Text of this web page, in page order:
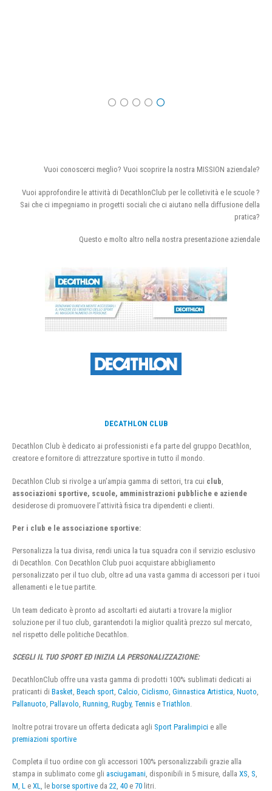
Vuoi conoscerci meglio? Vuoi scoprire la nostra MISSION aziendale?
Vuoi approfondire le attività di DecathlonClub per le colletività e le scuole ?
Sai che ci impegniamo in progetti sociali che ci aiutano nella diffusione della
pratica?
Questo e molto altro nella nostra presentazione aziendale
DECATHLON CLUB
Decathlon Club è dedicato ai professionisti e fa parte del gruppo Decathlon,
creatore e fornitore di attrezzature sportive in tutto il mondo.
Decathlon Club si rivolge a un’ampia gamma di settori, tra cui club
associazioni sportive, scuole, amministrazioni pubbliche e aziende
desiderose di promuovere l’attività fisica tra dipendenti e clienti.
Per i club e le associazione sportive:
Personalizza la tua divisa, rendi unica la tua squadra con il servizio esclusivo
di Decathlon. Con Decathlon Club puoi acquistare abbigliamento
personalizzato per il tuo club, oltre ad una vasta gamma di accessori per i tuoi
allenamenti e le tue partite.
Un team dedicato è pronto ad ascoltarti ed aiutarti a trovare la miglior
soluzione per il tuo club, garantendoti la miglior qualità prezzo sul mercato,
nel rispetto delle politiche Decathlon.
SCEGLI IL TUO SPORT ED INIZIA LA PERSONALIZZAZIONE:
DecathlonClub offre una vasta gamma di prodotti 100% sublimati dedicati ai
praticanti di Basket, Beach sport, Calcio, Ciclismo, Ginnastica Artistica, Nuoto,
Pallanuoto, Pallavolo, Running, Rugby, Tennis e Triathlon.
Inoltre potrai trovare un offerta dedicata agli Sport Paralimpici e alle
premiazioni sportive
Completa il tuo ordine con gli accessori 100% personalizzabili grazie alla
stampa in sublimato come gli asciugamani , disponibili in 5 misure, dalla XS S
M L e XL , le borse sportive da 22 40 e 70 litri.